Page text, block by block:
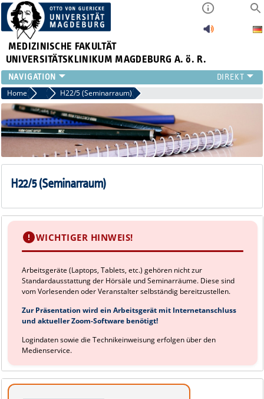
MEDIZINISCHE FAKULTÄT
UNIVERSITÄTSKLINIKUM MAGDEBURG A. ö. R.
INSTITUTE
KLINIKEN
ZENTRALE EINRICHTUNGEN
FORSCHUNG
ÜBER UNS
INTERNATIONAL
Home Seminarräume
H22/5 (Seminarraum)
H22/5 (Seminarraum)
WICHTIGER HINWEIS!
Arbeitsgeräte (Laptops, Tablets, etc.) gehören nicht zur
Standardausstattung der Hörsäle und Seminarräume. Diese sind
vom Vorlesenden oder Veranstalter selbständig bereitzustellen.
Zur Präsentation wird ein Arbeitsgerät mit Internetanschluss
und aktueller Zoom-Software benötigt!
Logindaten sowie die Technikeinweisung erfolgen über den
Medienservice.